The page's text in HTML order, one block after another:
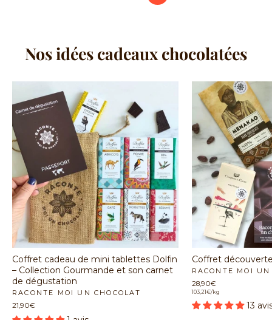
Nos idées cadeaux chocolatées
Coffret cadeau de mini tablettes Dolfin
– Collection Gourmande et son carnet
de dégustation
RACONTE MOI UN CHOCOLAT
21,90€
Coffret
RACONTE MOI UN
28,90€
103,21€/kg
13